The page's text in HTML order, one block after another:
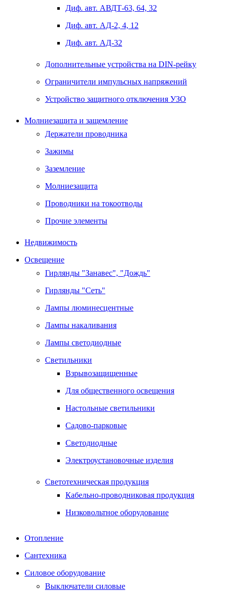
Диф. авт. АВДТ-63, 64, 32
Диф. авт. АД-2, 4, 12
Диф. авт. АД-32
Дополнительные устройства на DIN-рейку
Ограничители импульсных напряжений
Устройство защитного отключения УЗО
Молниезащита и защемление
Держатели проводника
Зажимы
Заземление
Молниезащита
Проводники на токоотводы
Прочие элементы
Недвижимость
Освещение
Гирлянды "Занавес", "Дождь"
Гирлянды "Сеть"
Лампы люминесцентные
Лампы накаливания
Лампы светодиодные
Светильники
Взрывозащищенные
Для общественного освещения
Настольные светильники
Садово-парковые
Светодиодные
Электроустановочные изделия
Светотехническая продукция
Кабельно-проводниковая продукция
Низковольтное оборудование
Отопление
Сантехника
Силовое оборудование
Выключатели силовые